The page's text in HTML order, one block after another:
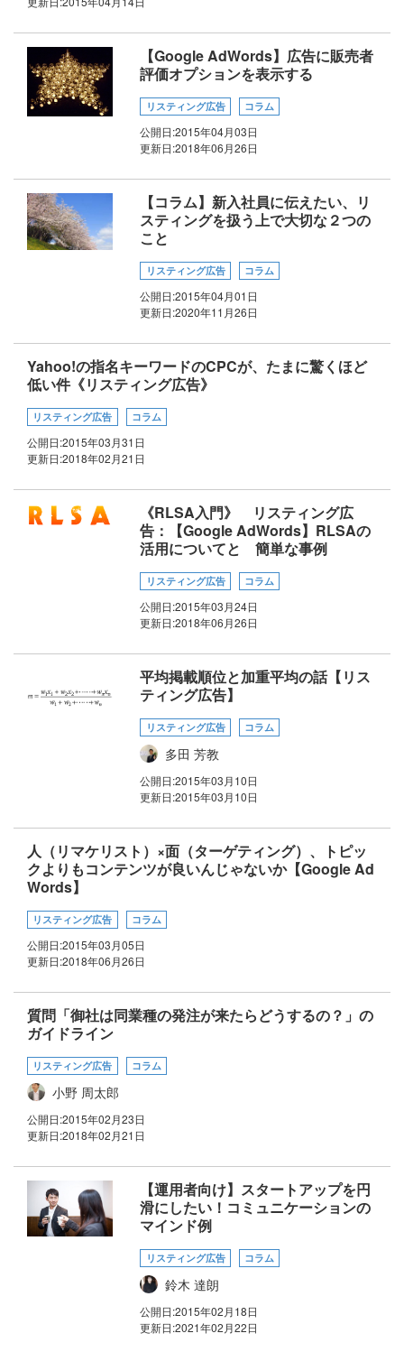
【Google AdWords】広告に販売者
評価オプションを表示する
リスティング広告 コラム
公開日:2015年04月03日
更新日:2018年06月26日
【コラム】新入社員に伝えたい、リ
スティングを扱う上で大切な２つの
こと
リスティング広告 コラム
公開日:2015年04月01日
更新日:2020年11月26日
Yahoo!の指名キーワードのCPCが、たまに驚くほど
低い件《リスティング広告》
リスティング広告 コラム
公開日:2015年03月31日
更新日:2018年02月21日
《RLSA入門》 リスティング広
告：【Google AdWords】RLSAの
活用についてと 簡単な事例
リスティング広告 コラム
公開日:2015年03月24日
更新日:2018年06月26日
平均掲載順位と加重平均の話【リス
ティング広告】
リスティング広告 コラム
多田 芳教
公開日:2015年03月10日
更新日:2015年03月10日
人（リマケリスト）×面（ターゲティング）、トピッ
クよりもコンテンツが良いんじゃないか【Google Ad
Words】
リスティング広告 コラム
公開日:2015年03月05日
更新日:2018年06月26日
質問「御社は同業種の発注が来たらどうするの？」の
ガイドライン
リスティング広告 コラム
小野 周太郎
公開日:2015年02月23日
更新日:2018年02月21日
【運用者向け】スタートアップを円
滑にしたい！コミュニケーションの
マインド例
リスティング広告 コラム
鈴木 達朗
公開日:2015年02月18日
更新日:2021年02月22日